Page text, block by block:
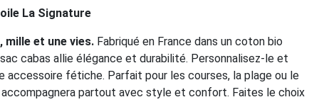
La Signature
mille et une vies. Fabriqué en France dans un coton bio
cabas allie élégance et durabilité. Personnalisez-le et
accessoire fétiche. Parfait pour les courses, la plage ou le
accompagnera partout avec style et confort. Faites le choix